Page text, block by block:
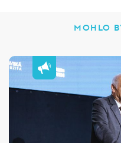
MOHLO